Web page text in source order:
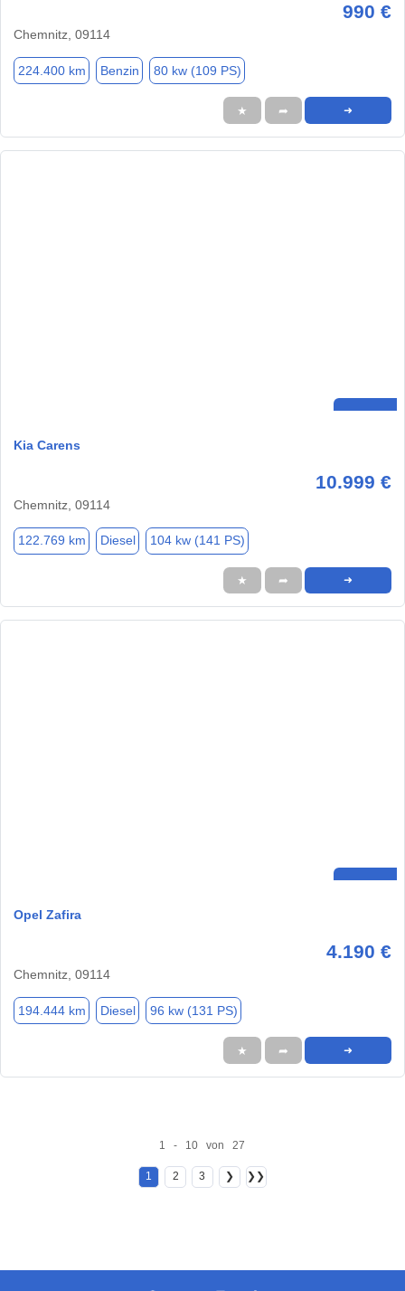
990 €
Chemnitz, 09114
224.400 km Benzin 80 kw (109 PS)
★ ➦ ➜
Kia Carens
10.999 €
Chemnitz, 09114
122.769 km Diesel 104 kw (141 PS)
★ ➦ ➜
Opel Zafira
4.190 €
Chemnitz, 09114
194.444 km Diesel 96 kw (131 PS)
★ ➦ ➜
1 - 10 von 27
1 2 3 ❯ ❯❯